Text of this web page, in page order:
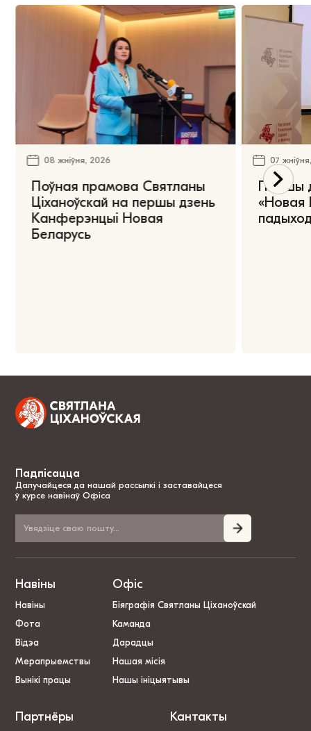
08 жніўня, 2026
Поўная прамова Святланы
Ціханоўскай на першы дзень
Канферэнцыі Новая
Беларусь
07
Першы
«Новая
Падпісацца
Далучайцеся да нашай рассылкі і заставайцеся
ў курсе навінаў Офіса
Навіны
Навіны
Фота
Відэа
Мерапрыемствы
Вынікі працы
Офіс
Біяграфія Святланы Ціханоўскай
Каманда
Дарадцы
Нашая місія
Нашы ініцыятывы
Партнёры Кантакты